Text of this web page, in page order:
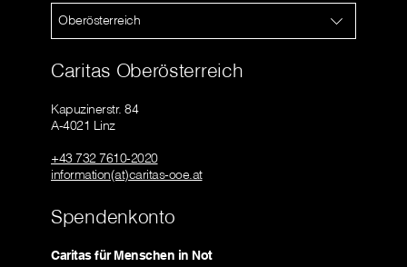
Oberösterreich
Caritas Oberösterreich
Kapuzinerstr. 84
A-4021 Linz
+43 732 7610-2020
information(at)caritas-ooe.at
Spendenkonto
Caritas für Menschen in Not